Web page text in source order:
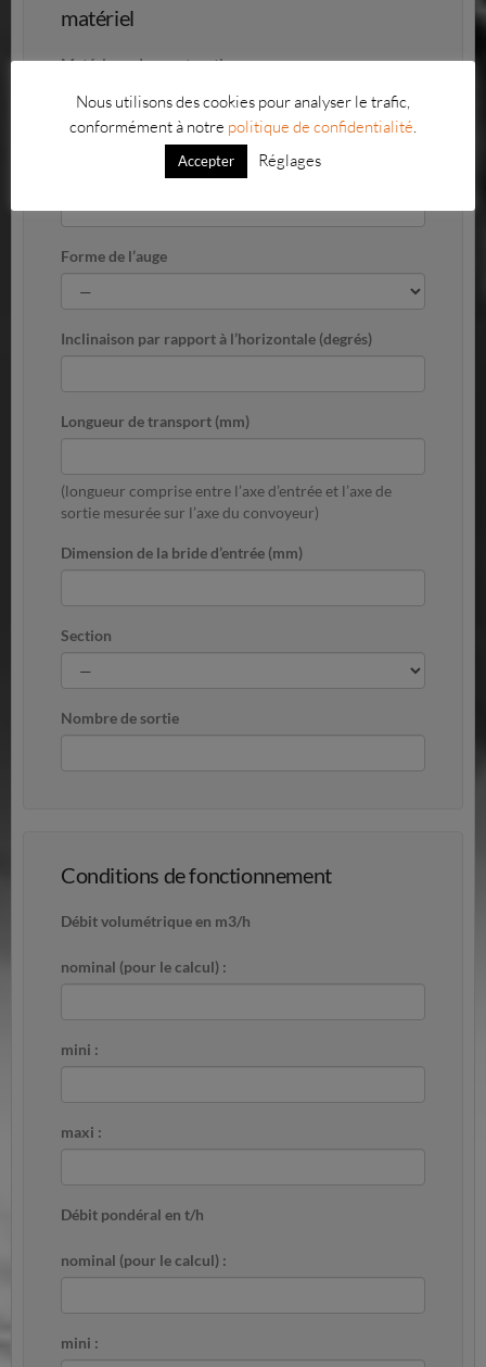
matériel
Matériaux de construction
Acier
Inox
Forme de l’auge
Inclinaison par rapport à l’horizontale (degrés)
Longueur de transport (mm)
(longueur comprise entre l’axe d’entrée et l’axe de
sortie mesurée sur l’axe du convoyeur)
Dimension de la bride d’entrée (mm)
Section
Nombre de sortie
Conditions de fonctionnement
Débit volumétrique en m3/h
nominal (pour le calcul) :
mini :
maxi :
Débit pondéral en t/h
nominal (pour le calcul) :
mini :
Nous utilisons des cookies pour analyser le trafic,
conformément à notre politique de confidentialité
Accepter Réglages